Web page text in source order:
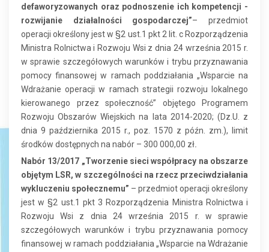
defaworyzowanych oraz podnoszenie ich kompetencji -
rozwijanie działalności gospodarczej”– przedmiot
operacji określony jest w §2 ust.1 pkt 2 lit. c Rozporządzenia
Ministra Rolnictwa i Rozwoju Wsi z dnia 24 września 2015 r.
w sprawie szczegółowych warunków i trybu przyznawania
pomocy finansowej w ramach poddziałania „Wsparcie na
Wdrażanie operacji w ramach strategii rozwoju lokalnego
kierowanego przez społeczność” objętego Programem
Rozwoju Obszarów Wiejskich na lata 2014-2020; (Dz.U. z
dnia 9 października 2015 r., poz. 1570 z późn. zm.), limit
środków dostępnych na nabór – 300 000,00 zł.
Nabór 13/2017 „Tworzenie sieci współpracy na obszarze
objętym LSR, w szczególności na rzecz przeciwdziałania
wykluczeniu społecznemu” – przedmiot operacji określony
jest w §2 ust.1 pkt 3 Rozporządzenia Ministra Rolnictwa i
Rozwoju Wsi z dnia 24 września 2015 r. w sprawie
szczegółowych warunków i trybu przyznawania pomocy
finansowej w ramach poddziałania „Wsparcie na Wdrażanie